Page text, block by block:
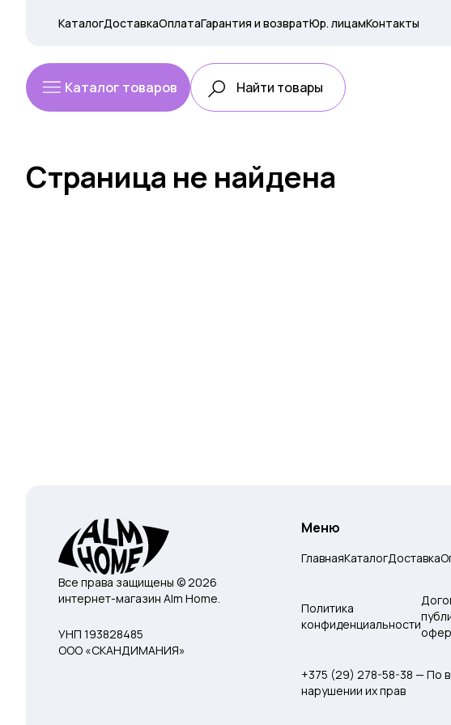
КаталогДоставкаОплатаГарантия и возвратЮр. лицамКонтакты
Каталог товаров
Страница не найдена
Все права защищены © 2026
интернет-магазин Alm Home.
УНП 193828485
ООО «СКАНДИМАНИЯ»
Меню
ГлавнаяКаталогДоставка
Политика
конфиденциальности
+375 (29) 278-58-38 — По
нарушении их прав